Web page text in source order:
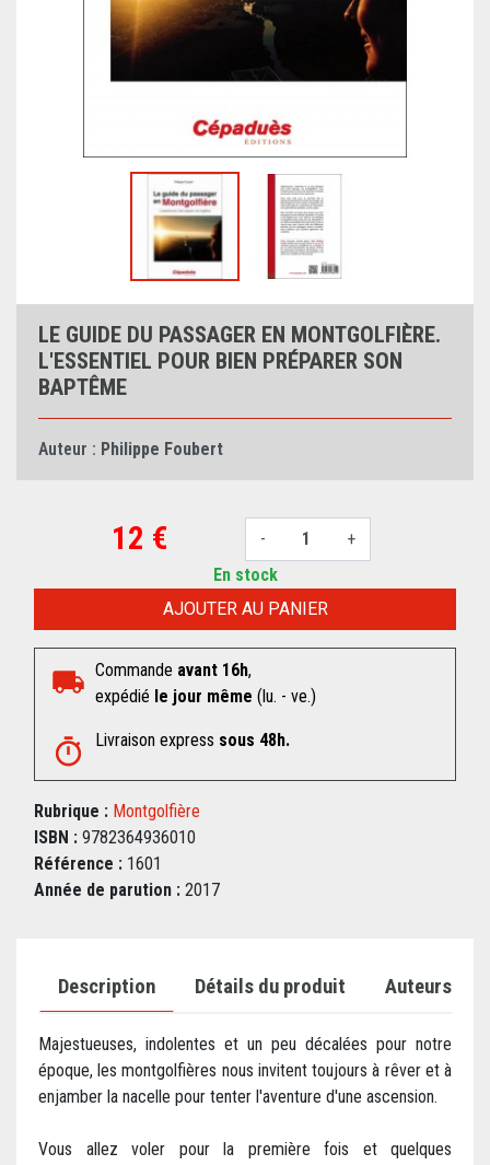
LE GUIDE DU PASSAGER EN MONTGOLFIÈRE.
L'ESSENTIEL POUR BIEN PRÉPARER SON
BAPTÊME
Auteur : Philippe Foubert
12 € - +
AJOUTER AU PANIER
En stock
Commande avant 16h,
expédié le jour même (lu. - ve.)
Livraison express sous 48h.
Rubrique : Montgolfière
ISBN : 9782364936010
Référence : 1601
Année de parution : 2017
Description Détails du produit Auteurs
Majestueuses, indolentes et un peu décalées pour notre
époque, les montgolfières nous invitent toujours à rêver et à
enjamber la nacelle pour tenter l'aventure d'une ascension.
Vous allez voler pour la première fois et quelques